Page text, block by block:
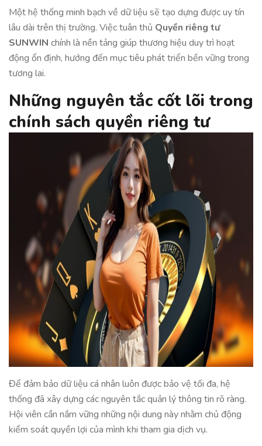
Một hệ thống minh bạch về dữ liệu sẽ tạo dựng được uy tín
lâu dài trên thị trường. Việc tuân thủ Quyền riêng tư
SUNWIN chính là nền tảng giúp thương hiệu duy trì hoạt
động ổn định, hướng đến mục tiêu phát triển bền vững trong
tương lai.
Những nguyên tắc cốt lõi trong
chính sách quyền riêng tư
Để đảm bảo dữ liệu cá nhân luôn được bảo vệ tối đa, hệ
thống đã xây dựng các nguyên tắc quản lý thông tin rõ ràng.
Hội viên cần nắm vững những nội dung này nhằm chủ động
kiểm soát quyền lợi của mình khi tham gia dịch vụ.